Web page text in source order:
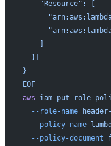
    "Resource": [
    ]
  }]
}
EOF
aws iam put-role-
  --role-name
header-
  --policy-name
  --policy-document